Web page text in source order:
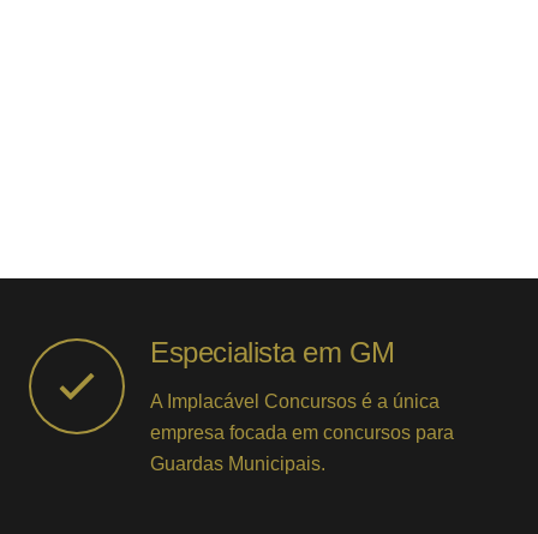
Especialista em GM
A Implacável Concursos é a única
empresa focada em concursos para
Guardas Municipais.